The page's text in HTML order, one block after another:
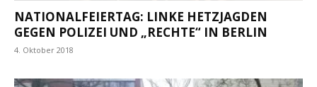
NATIONALFEIERTAG: LINKE HETZJAGDEN
GEGEN POLIZEI UND „RECHTE“ IN BERLIN
4. Oktober 2018